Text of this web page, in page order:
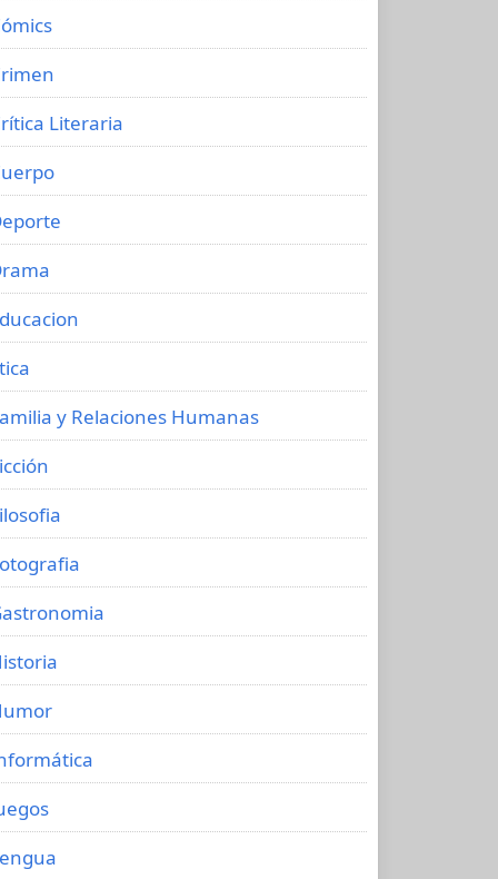
Literaria
y Relaciones Humanas